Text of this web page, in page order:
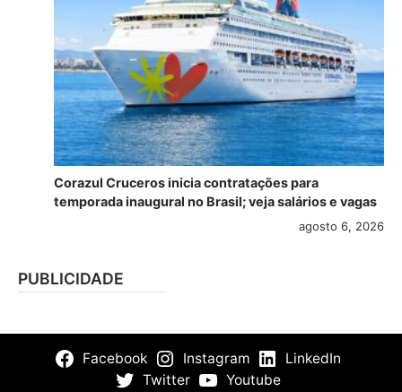
Corazul Cruceros inicia contratações para
temporada inaugural no Brasil; veja salários e vagas
agosto 6, 2026
PUBLICIDADE
Facebook Instagram
LinkedIn
Twitter
Youtube